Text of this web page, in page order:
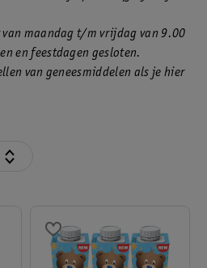
van maandag t/m vrijdag van 9.00
en feestdagen gesloten.
van geneesmiddelen als je hier